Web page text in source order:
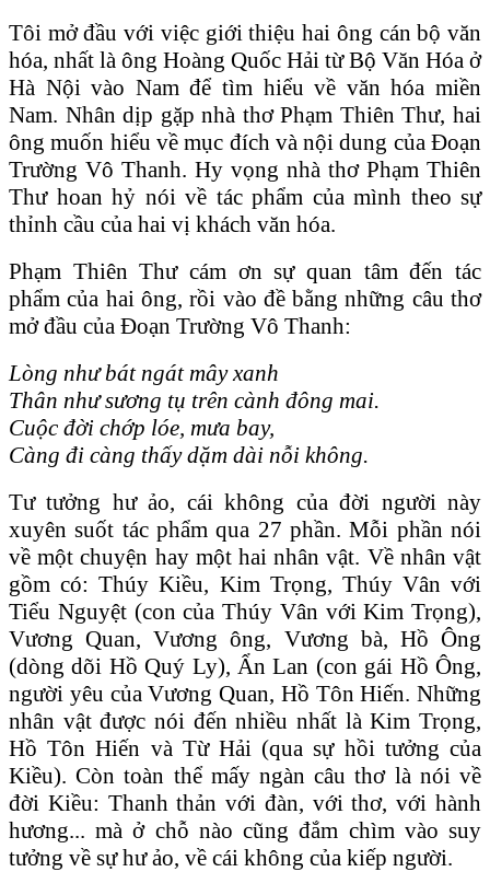
Tôi mở đầu với việc giới thiệu hai ông cán bộ văn
hóa, nhất là ông Hoàng Quốc Hải từ Bộ Văn Hóa ở
Hà Nội vào Nam để tìm hiểu về văn hóa miền
Nam. Nhân dịp gặp nhà thơ Phạm Thiên Thư, hai
ông muốn hiểu về mục đích và nội dung của Đoạn
Trường Vô Thanh. Hy vọng nhà thơ Phạm Thiên
Thư hoan hỷ nói về tác phẩm của mình theo sự
thỉnh cầu của hai vị khách văn hóa.
Phạm Thiên Thư cám ơn sự quan tâm đến tác
phẩm của hai ông, rồi vào đề bằng những câu thơ
mở đầu của Đoạn Trường Vô Thanh:
Lòng như bátngátmâyxanh
Thân như sương tụ trên cành đông mai.
Cuộc đời chớp lóe, mưa bay,
Càng đi càng thấy dặm dài nỗi không.
Tư tưởng hư ảo, cái không của đời người này
xuyên suốt tác phẩm qua 27 phần. Mỗi phần nói
về một chuyện hay một hai nhân vật. Về nhân vật
gồm có: Thúy Kiều, Kim Trọng, Thúy Vân với
Tiểu Nguyệt (con của Thúy Vân với Kim Trọng),
Vương Quan, Vương ông, Vương bà, Hồ Ông
(dòng dõi Hồ Quý Ly), Ẩn Lan (con gái Hồ Ông,
người yêu của Vương Quan, Hồ Tôn Hiến. Những
nhân vật được nói đến nhiều nhất là Kim Trọng,
Hồ Tôn Hiến và Từ Hải (qua sự hồi tưởng của
Kiều). Còn toàn thể mấy ngàn câu thơ là nói về
đời Kiều: Thanh thản với đàn, với thơ, với hành
hương... mà ở chỗ nào cũng đắm chìm vào suy
tưởng về sự hư ảo, về cái không của kiếp người.